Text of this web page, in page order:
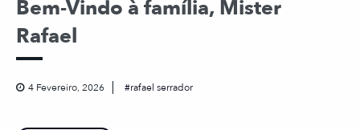
Bem-Vindo à família, Mister
Rafael
4 Fevereiro, 2026 rafael serrador